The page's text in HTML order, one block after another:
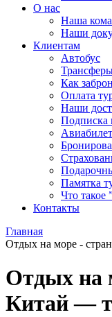
О нас
Наша
Наши
Клиентам
Автобус
Как
Оплата
Наши
Подписка
Памятка
Что такое
Контакты
Главная
Отдых на море -
Отдых на
Китай —